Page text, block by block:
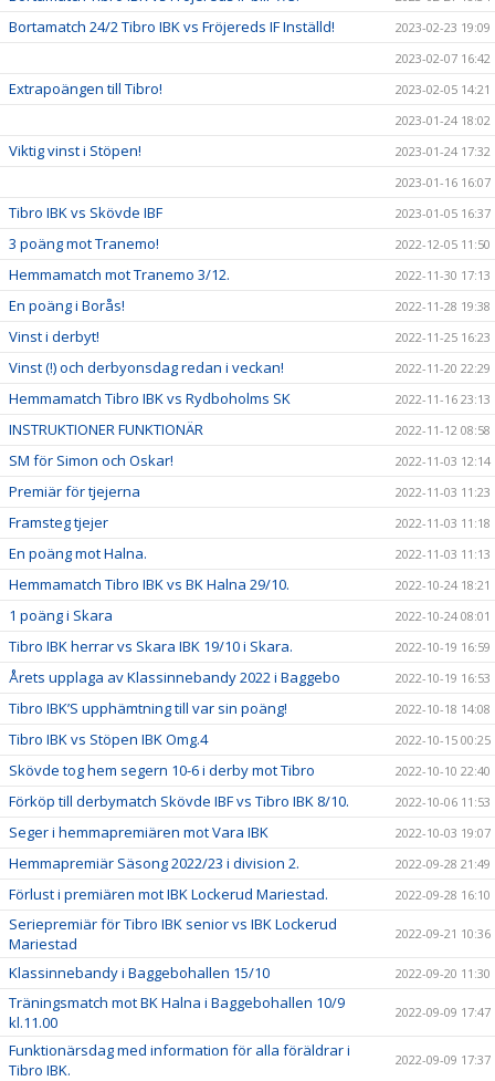
Bortamatch 24/2 Tibro IBK vs Fröjereds IF Inställd!
2023-02-23 19:09
2023-02-07 16:42
Extrapoängen till Tibro!
2023-02-05 14:21
2023-01-24 18:02
Viktig vinst i Stöpen!
2023-01-24 17:32
2023-01-16 16:07
Tibro IBK vs Skövde IBF 2023-01-05 16:37
3 poäng mot Tranemo! 2022-12-05 11:50
Hemmamatch mot Tranemo 3/12. 2022-11-30 17:13
En poäng i Borås! 2022-11-28 19:38
Vinst i derbyt! 2022-11-25 16:23
Vinst (!) och derbyonsdag redan i veckan! 2022-11-20 22:29
Hemmamatch Tibro IBK vs Rydboholms SK 2022-11-16 23:13
INSTRUKTIONER FUNKTIONÄR 2022-11-12 08:58
SM för Simon och Oskar! 2022-11-03 12:14
Premiär för tjejerna 2022-11-03 11:23
Framsteg tjejer 2022-11-03 11:18
En poäng mot Halna. 2022-11-03 11:13
Hemmamatch Tibro IBK vs BK Halna 29/10. 2022-10-24 18:21
1 poäng i Skara 2022-10-24 08:01
Tibro IBK herrar vs Skara IBK 19/10 i Skara. 2022-10-19 16:59
Årets upplaga av Klassinnebandy 2022 i Baggebo 2022-10-19 16:53
Tibro IBK’S upphämtning till var sin poäng! 2022-10-18 14:08
Tibro IBK vs Stöpen IBK Omg.4 2022-10-15 00:25
Skövde tog hem segern 10-6 i derby mot Tibro 2022-10-10 22:40
Förköp till derbymatch Skövde IBF vs Tibro IBK 8/10. 2022-10-06 11:53
Seger i hemmapremiären mot Vara IBK 2022-10-03 19:07
Hemmapremiär Säsong 2022/23 i division 2. 2022-09-28 21:49
Förlust i premiären mot IBK Lockerud Mariestad. 2022-09-28 16:10
Seriepremiär för Tibro IBK senior vs IBK Lockerud
Mariestad
2022-09-21 10:36
Klassinnebandy i Baggebohallen 15/10 2022-09-20 11:30
Träningsmatch mot BK Halna i Baggebohallen 10/9
kl.11.00
2022-09-09 17:47
Funktionärsdag med information för alla föräldrar i
Tibro IBK.
2022-09-09 17:37